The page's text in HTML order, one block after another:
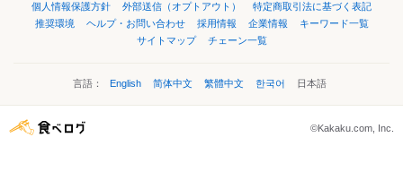
個人情報保護方針
外部送信（オプトアウト）
特定商取引法に基づく表記
推奨環境
ヘルプ・お問い合わせ 採用情報 企業情報
キーワード一覧
サイトマップ
チェーン一覧
言語： English 简体中文 繁體中文 한국어 日本語
©Kakaku.com, Inc.